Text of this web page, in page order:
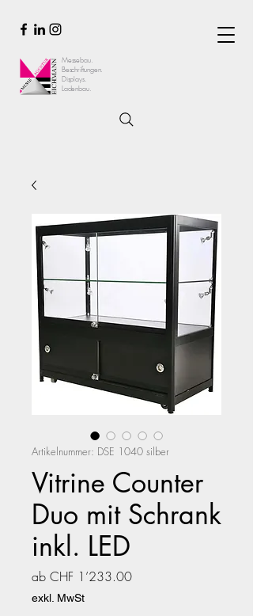
Messebau.
Beschriftungen.
Displays.
Ladenbau.
Artikelnummer: DSE 1040 silber
Vitrine Counter
Duo mit Schrank
inkl. LED
ab CHF 1’233.00Sale-
exkl. MwSt